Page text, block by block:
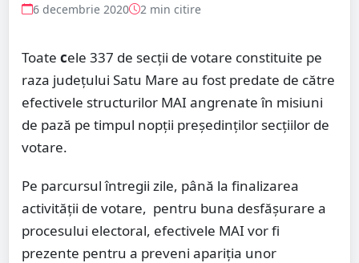
6 decembrie 2020 2 min citire
Toate cele 337 de secții de votare constituite pe
raza județului Satu Mare au fost predate de către
efectivele structurilor MAI angrenate în misiuni
de pază pe timpul nopții președinților secțiilor de
votare.
Pe parcursul întregii zile, până la finalizarea
activității de votare, pentru buna desfășurare a
procesului electoral, efectivele MAI vor fi
prezente pentru a preveni apariţia unor